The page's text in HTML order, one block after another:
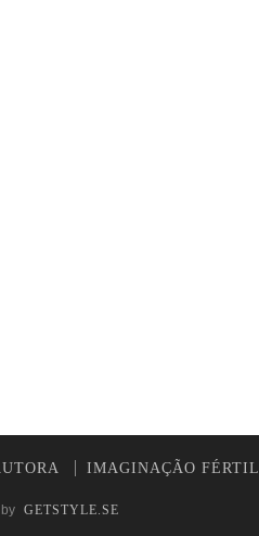
IMAGINAÇÃO FÉRTIL
GETSTYLE.SE